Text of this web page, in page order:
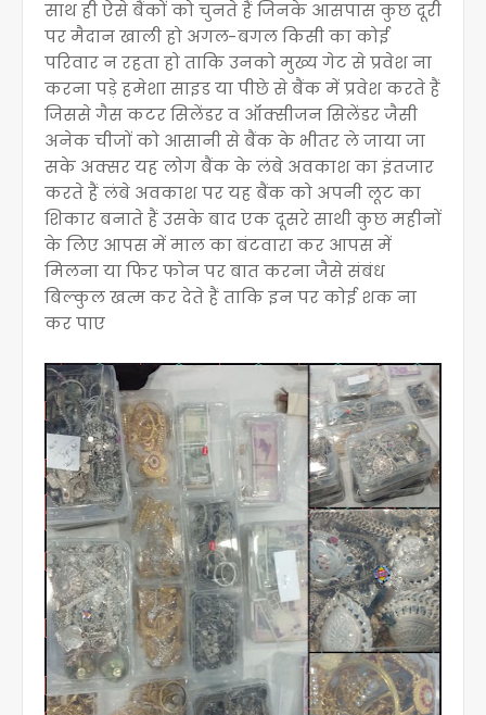
साथ ही ऐसे बैंकों को चुनते हैं जिनके आसपास कुछ दूरी
पर मैदान खाली हो अगल-बगल किसी का कोई
परिवार न रहता हो ताकि उनको मुख्य गेट से प्रवेश ना
करना पड़े हमेशा साइड या पीछे से बैंक में प्रवेश करते हैं
जिससे गैस कटर सिलेंडर व ऑक्सीजन सिलेंडर जैसी
अनेक चीजों को आसानी से बैंक के भीतर ले जाया जा
सके अक्सर यह लोग बैंक के लंबे अवकाश का इंतजार
करते हैं लंबे अवकाश पर यह बैंक को अपनी लूट का
शिकार बनाते हैं उसके बाद एक दूसरे साथी कुछ महीनों
के लिए आपस में माल का बंटवारा कर आपस में
मिलना या फिर फोन पर बात करना जैसे संबंध
बिल्कुल खत्म कर देते हैं ताकि इन पर कोई शक ना
कर पाए